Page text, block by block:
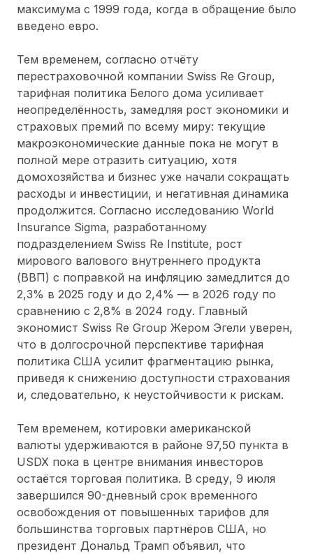
максимума с 1999 года, когда в обращение было
введено евро.
Тем временем, согласно отчёту
перестраховочной компании Swiss Re Group,
тарифная политика Белого дома усиливает
неопределённость, замедляя рост экономики и
страховых премий по всему миру: текущие
макроэкономические данные пока не могут в
полной мере отразить ситуацию, хотя
домохозяйства и бизнес уже начали сокращать
расходы и инвестиции, и негативная динамика
продолжится. Согласно исследованию World
Insurance Sigma, разработанному
подразделением Swiss Re Institute, рост
мирового валового внутреннего продукта
(ВВП) с поправкой на инфляцию замедлится до
2,3% в 2025 году и до 2,4% — в 2026 году по
сравнению с 2,8% в 2024 году. Главный
экономист Swiss Re Group Жером Эгели уверен,
что в долгосрочной перспективе тарифная
политика США усилит фрагментацию рынка,
приведя к снижению доступности страхования
и, следовательно, к неустойчивости к рискам.
Тем временем, котировки американской
валюты удерживаются в районе 97,50 пункта в
USDX пока в центре внимания инвесторов
остаётся торговая политика. В среду, 9 июля
завершился 90-дневный срок временного
освобождения от повышенных тарифов для
большинства торговых партнёров США, но
президент Дональд Трамп объявил, что